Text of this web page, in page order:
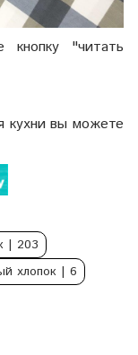
"читать
вы можете
| 203
хлопок | 6